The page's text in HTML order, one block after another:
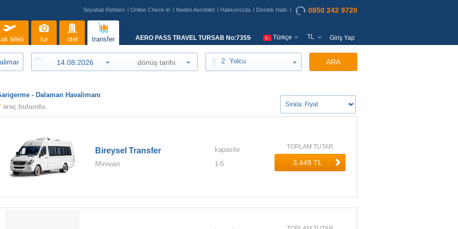
Seyahat Rehberi Online Check-in Neden Aerobilet Hakkımızda Destek Hattı 0850 242 9720
bileti tur otel transfer AERO PASS TRAVEL TURSAB No:7355 Türkçe TL Giriş Yap
2 Yolcu ARA
- Dalaman Havalimanı
araç bulundu.
Bireysel Transfer
Minivan
kapasite
1-5
TOPLAM TUTAR